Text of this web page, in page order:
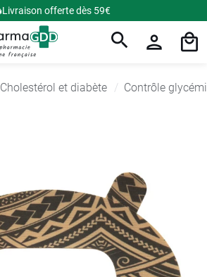
Livraison offerte dès 59€
Cholestérol et diabète Contrôle